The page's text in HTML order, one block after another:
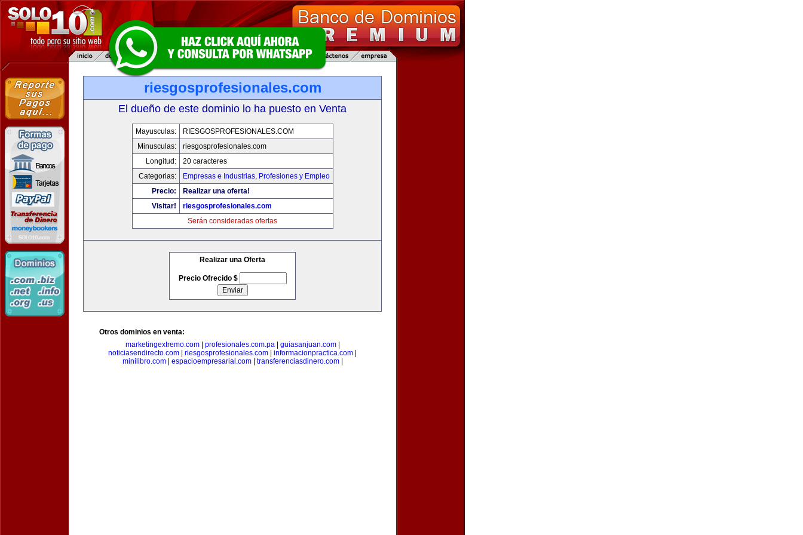
riesgosprofesionales.com
El dueño de este dominio lo ha puesto en Venta
Mayusculas:
RIESGOSPROFESIONALES.COM
Minusculas:
riesgosprofesionales.com
Longitud:
20 caracteres
Categorias:
Empresas e Industrias, Profesiones y Empleo
Precio:
Realizar una oferta!
Visitar!
riesgosprofesionales.com
Serán consideradas ofertas
Realizar una Oferta
Precio Ofrecido $
Otros dominios en venta:
marketingextremo.com| profesionales.com.pa| guiasanjuan.com|
noticiasendirecto.com
riesgosprofesionales.com informacionpractica.com
minilibro.com| espacioempresarial.com| transferenciasdinero.com|